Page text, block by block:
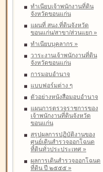
ทำเนียบเจ้าพนักงานที่ดิน
จังหวัดขอนแก่น
แผนที่ สนง.ที่ดินจังหวัด
ขอนแก่น/สาขา/ส่วนแยก »
ทำเนียบบุคลากร »
วาระงานเจ้าพนักงานที่ดิน
จังหวัดขอนแก่น
การมอบอำนาจ
แบบฟอร์มต่าง ๆ
ตัวอย่างหนังสือมอบอำนาจ
แผนการตรวจราชการของ
เจ้าพนักงานที่ดินจังหวัด
ขอนแก่น
สรุปผลการปฏิบัติงานของ
ศูนย์เดินสำรวจออกโฉนด
ที่ดินทั่วประประเทศ »
ผลการเดินสำรวจออกโฉนด
ที่ดิน ปี ๒๕๕๕ »